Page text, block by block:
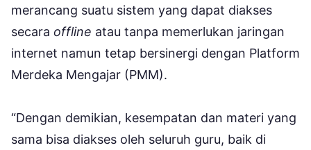
merancang suatu sistem yang dapat diakses
secara offline atau tanpa memerlukan jaringan
internet namun tetap bersinergi dengan Platform
Merdeka Mengajar (PMM).
“Dengan demikian, kesempatan dan materi yang
sama bisa diakses oleh seluruh guru, baik di